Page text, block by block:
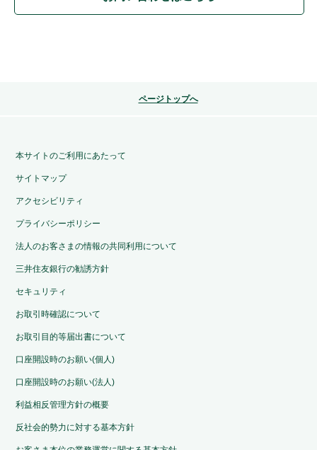
ページトップへ
本サイトのご利用にあたって
サイトマップ
アクセシビリティ
プライバシーポリシー
法人のお客さまの情報の共同利用について
三井住友銀行の勧誘方針
セキュリティ
お取引時確認について
お取引目的等届出書について
口座開設時のお願い(個人)
口座開設時のお願い(法人)
利益相反管理方針の概要
反社会的勢力に対する基本方針